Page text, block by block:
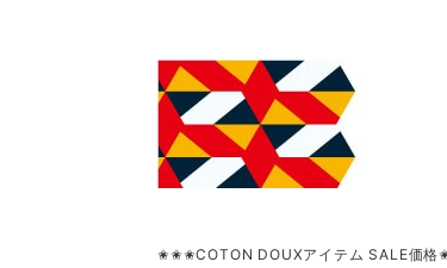
✬✬✬COTON DOUXアイテム SALE価